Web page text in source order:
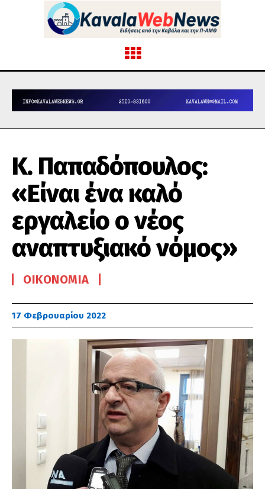
Κ. Παπαδόπουλος:
«Είναι ένα καλό
εργαλείο ο νέος
αναπτυξιακό νόμος»
ΟΙΚΟΝΟΜΊΑ
17 Φεβρουαρίου 2022